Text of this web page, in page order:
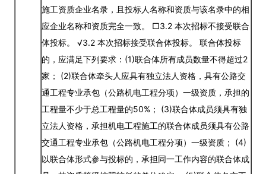
施工资质企业名录，且投标人名称和资质与该名录中的相
应企业名称和资质完全一致。 □3.2 本次招标不接受联合
体投标。 √3.2 本次招标接受联合体投标。 联合体投标
的，应满足下列要求：(1)联合体所有成员数量不得超过2
家； (2)联合体牵头人应具有独立法人资格，具有公路交
通工程专业承包（公路机电工程分项）一级资质，承担的
工程量不少于总工程量的50%； (3)联合体成员须具有独
立法人资格，承担机电工程施工的联合体成员须具有公路
交通工程专业承包（公路机电工程分项）一级资质； (4)
以联合体形式参与投标的，承担同一工作内容的联合体成